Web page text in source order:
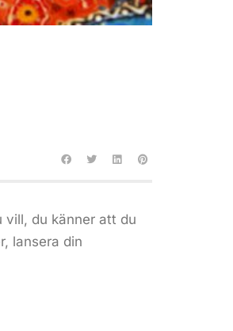
vill, du känner att du
lansera din